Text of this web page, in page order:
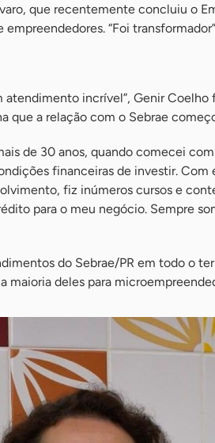
que recentemente concluiu o
“Foi
atendimento incrível”, Genir Coelho
que a relação com o Sebrae
de 30 anos, quando comecei
financeiras de investir. Com
fiz inúmeros cursos e
para o meu negócio. Sempre
do Sebrae/PR em todo o
maioria deles para